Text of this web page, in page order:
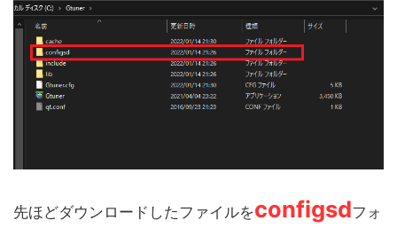
先ほどダウンロードしたファイルをconfigsdフォ